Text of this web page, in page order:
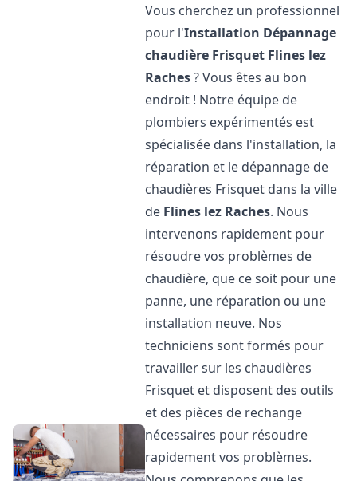
Vous cherchez un professionnel
pour l'Installation Dépannage
chaudière Frisquet Flines lez
Raches? Vous êtes au bon
endroit ! Notre équipe de
plombiers expérimentés est
spécialisée dans l'installation, la
réparation et le dépannage de
chaudières Frisquet dans la ville
de Flines lez Raches. Nous
intervenons rapidement pour
résoudre vos problèmes de
chaudière, que ce soit pour une
panne, une réparation ou une
installation neuve. Nos
techniciens sont formés pour
travailler sur les chaudières
Frisquet et disposent des outils
et des pièces de rechange
nécessaires pour résoudre
rapidement vos problèmes.